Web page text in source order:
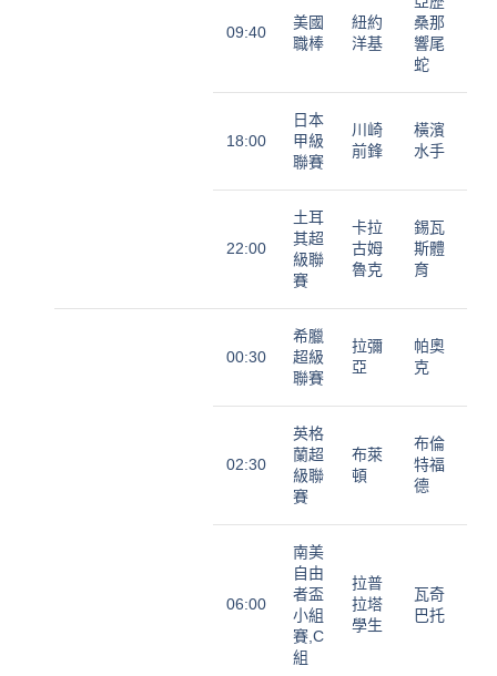
09:40
美國
職棒
紐約
洋基
桑那
響尾
蛇
18:00
日本
甲級
聯賽
川崎
前鋒
橫濱
水手
22:00
土耳
其超
級聯
賽
卡拉
古姆
魯克
錫瓦
斯體
育
00:30
希臘
超級
聯賽
拉彌
亞
帕奧
克
02:30
英格
蘭超
級聯
賽
布萊
頓
布倫
特福
德
06:00
南美
自由
者盃
小組
賽,C
組
拉普
拉塔
學生
瓦奇
巴托